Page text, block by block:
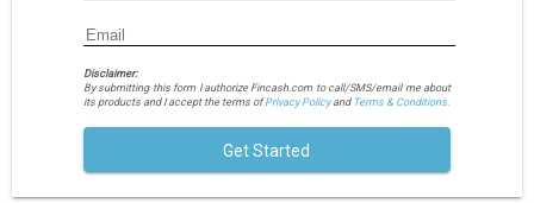
Disclaimer:
By submitting this form I authorize Fincash.com to call/SMS/email me about
its products and I accept the terms ofPrivacy Policyand Terms & Conditions.
Get Started